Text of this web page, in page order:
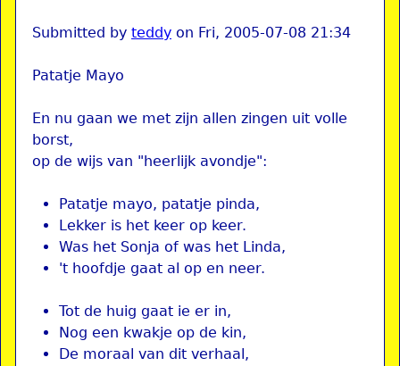
Submitted by teddy on Fri, 2005-07-08 21:34
Patatje Mayo
En nu gaan we met zijn allen zingen uit volle
borst,
op de wijs van "heerlijk avondje":
Patatje mayo, patatje pinda,
Lekker is het keer op keer.
Was het Sonja of was het Linda,
't hoofdje gaat al op en neer.
Tot de huig gaat ie er in,
Nog een kwakje op de kin,
De moraal van dit verhaal,